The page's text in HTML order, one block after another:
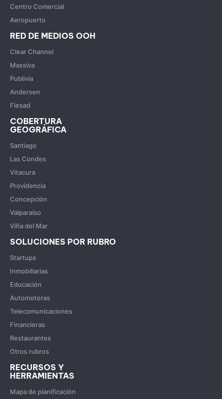
Centro Comercial
Aeropuerto
RED DE MEDIOS OOH
Clear Channel
Massiva
Publivia
Andersen
Flesad
COBERTURA
GEOGRÁFICA
Santiago
Las Condes
Vitacura
Providencia
Concepción
Valparaíso
Viña del Mar
SOLUCIONES POR RUBRO
Startups
Inmobiliarias
Educación
Automotoras
Telecomunicaciones
Financieras
Restaurantes
Otros rubros
RECURSOS Y
HERRAMIENTAS
Mapa de planificación